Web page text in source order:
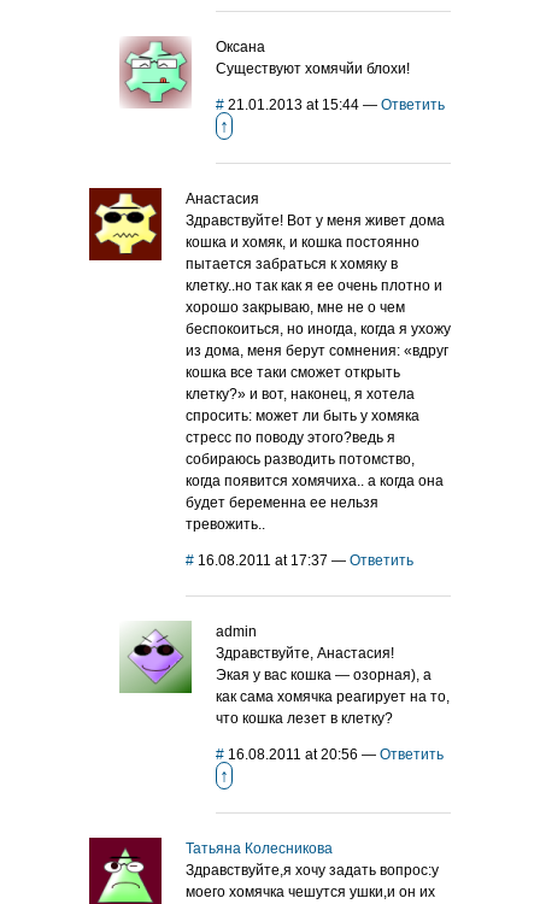
Оксана
Существуют хомячйи блохи!
# 21.01.2013 at 15:44 — Ответить
↑
Анастасия
Здравствуйте! Вот у меня живет дома
кошка и хомяк, и кошка постоянно
пытается забраться к хомяку в
клетку..но так как я ее очень плотно и
хорошо закрываю, мне не о чем
беспокоиться, но иногда, когда я ухожу
из дома, меня берут сомнения: «вдруг
кошка все таки сможет открыть
клетку?» и вот, наконец, я хотела
спросить: может ли быть у хомяка
стресс по поводу этого?ведь я
собираюсь разводить потомство,
когда появится хомячиха.. а когда она
будет беременна ее нельзя
тревожить..
# 16.08.2011 at 17:37 — Ответить
admin
Здравствуйте, Анастасия!
Экая у вас кошка — озорная), а
как сама хомячка реагирует на то,
что кошка лезет в клетку?
# 16.08.2011 at 20:56 — Ответить
↑
Татьяна Колесникова
Здравствуйте,я хочу задать вопрос:у
моего хомячка чешутся ушки,и он их